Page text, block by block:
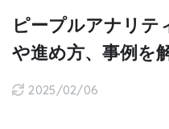
ピープルアナリテ
や進め方、事例を
2025/02/06